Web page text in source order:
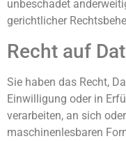
unbeschadet
gerichtlicher
Recht auf
Sie haben das Recht,
Einwilligung oder in
verarbeiten, an sich
maschinenlesbaren